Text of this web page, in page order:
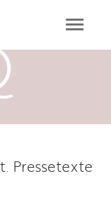
Pressetexte